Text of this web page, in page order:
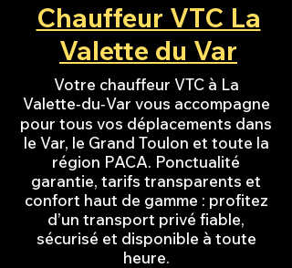
Chauffeur VTC La
Valette du Var
Votre chauffeur VTC à La
Valette‑du‑Var vous accompagne
pour tous vos déplacements dans
le Var, le Grand Toulon et toute la
région PACA. Ponctualité
garantie, tarifs transparents et
confort haut de gamme : profitez
d’un transport privé fiable,
sécurisé et disponible à toute
heure.​